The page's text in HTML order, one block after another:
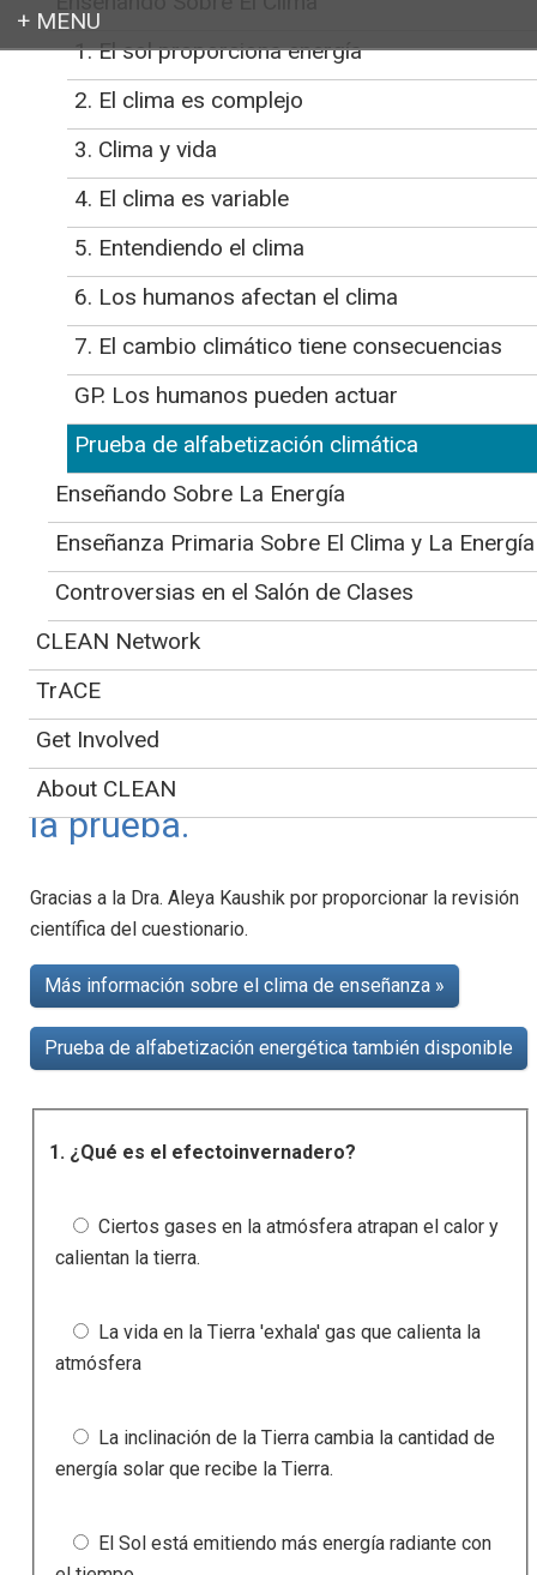
Educator Support for Teaching Climate and Energy>Enseñando
Sobre El Clima > Prueba de alfabetización climática
Prueba sobre del
conocimiento climático
Cite this
¿Qué tal es tu conocimiento
climático? Las explicaciones
en la parte posterior de cada
pregunta describen cada
concepto en un lenguaje
sencillo y además
proporcionan enlaces a
materiales de enseñanza y
referencias adicionales. Pon a
prueba tus conocimientos y
aprende mientras completas
la prueba.
Gracias a la Dra. Aleya Kaushik por proporcionar la revisión
científica del cuestionario.
Más información sobre el clima de enseñanza »
Prueba de alfabetización energética también disponible
1. ¿Qué es el efectoinvernadero?
Ciertos gases en la atmósfera atrapan el calor y
calientan la tierra.
La vida en la Tierra 'exhala' gas que calienta la
atmósfera
La inclinación de la Tierra cambia la cantidad de
energía solar que recibe la Tierra.
El Sol está emitiendo más energía radiante con
1. El sol proporciona energía
2. El clima es complejo
3. Clima y vida
4. El clima es variable
5. Entendiendo el clima
6. Los humanos afectan el clima
7. El cambio climático tiene consecuencias
GP. Los humanos pueden actuar
Prueba de alfabetización climática
Enseñando Sobre La Energía
Enseñanza Primaria Sobre El Clima y La Energía
Controversias en el Salón de Clases
CLEAN Network
TrACE
Get Involved
About CLEAN